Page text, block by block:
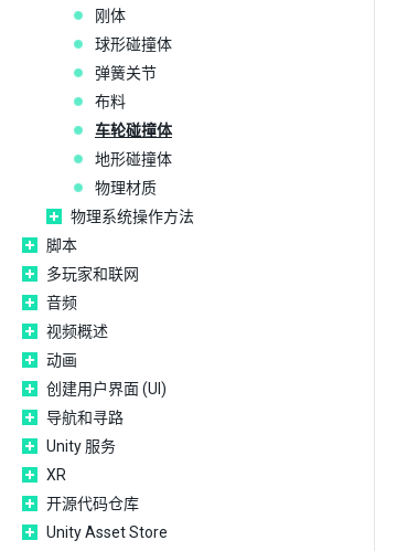
刚体
球形碰撞体
弹簧关节
布料
车轮碰撞体
地形碰撞体
物理材质
物理系统操作方法
脚本
多玩家和联网
音频
视频概述
动画
创建用户界面 (UI)
导航和寻路
Unity 服务
XR
开源代码仓库
Unity Asset Store